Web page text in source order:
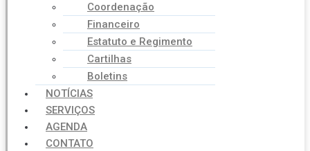
Coordenação
Financeiro
Estatuto e Regimento
Cartilhas
Boletins
NOTÍCIAS
SERVIÇOS
AGENDA
CONTATO